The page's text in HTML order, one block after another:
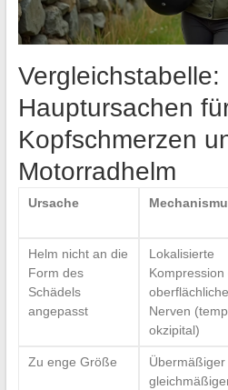
Vergleichstabelle:
Hauptursachen
Kopfschmerzen
Motorradhelm
Ursache
Helm nicht an die
Form des
Schädels
angepasst
Lokalisierte
Kompression
Nerven
okzipital)
Zu enge Größe
Übermäßiger